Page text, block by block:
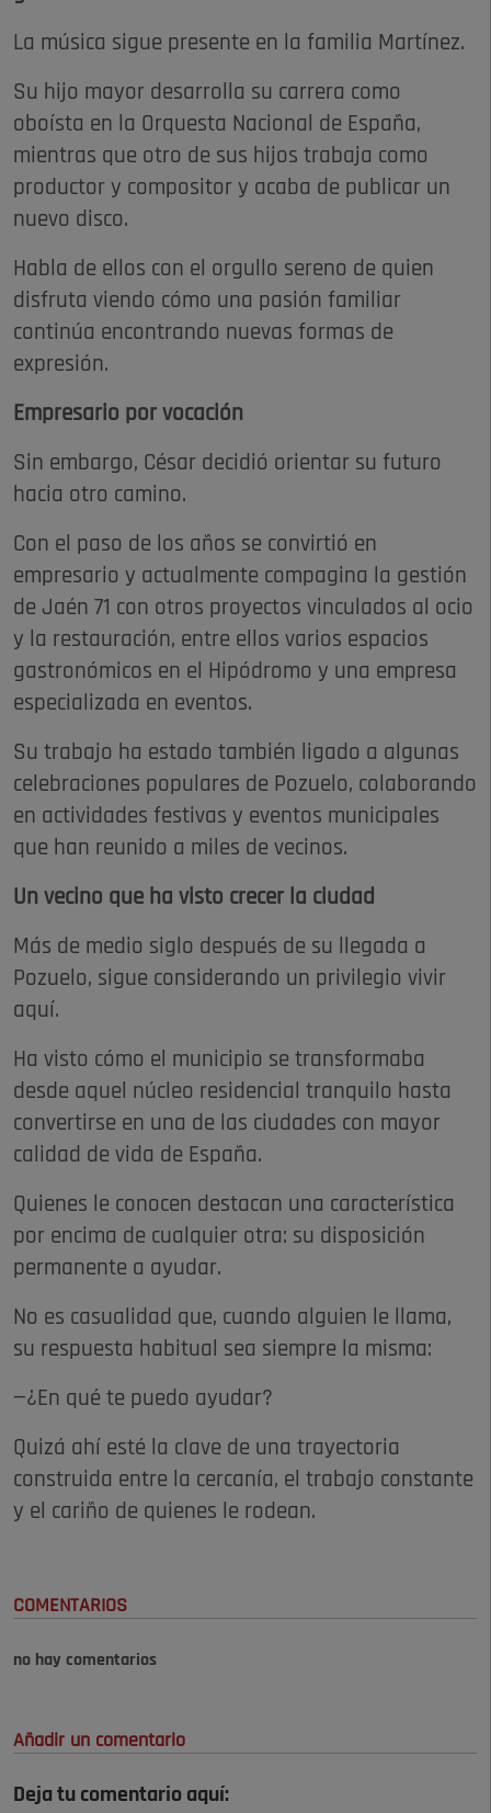
La música sigue presente en la familia Martínez.
Su hijo mayor desarrolla su carrera como
oboísta en la Orquesta Nacional de España,
mientras que otro de sus hijos trabaja como
productor y compositor y acaba de publicar un
nuevo disco.
Habla de ellos con el orgullo sereno de quien
disfruta viendo cómo una pasión familiar
continúa encontrando nuevas formas de
expresión.
Empresario por vocación
Sin embargo, César decidió orientar su futuro
hacia otro camino.
Con el paso de los años se convirtió en
empresario y actualmente compagina la gestión
de Jaén 71 con otros proyectos vinculados al ocio
y la restauración, entre ellos varios espacios
gastronómicos en el Hipódromo y una empresa
especializada en eventos.
Su trabajo ha estado también ligado a algunas
celebraciones populares de Pozuelo, colaborando
en actividades festivas y eventos municipales
que han reunido a miles de vecinos.
Un vecino que ha visto crecer la ciudad
Más de medio siglo después de su llegada a
Pozuelo, sigue considerando un privilegio vivir
aquí.
Ha visto cómo el municipio se transformaba
desde aquel núcleo residencial tranquilo hasta
convertirse en una de las ciudades con mayor
calidad de vida de España.
Quienes le conocen destacan una característica
por encima de cualquier otra: su disposición
permanente a ayudar.
No es casualidad que, cuando alguien le llama,
su respuesta habitual sea siempre la misma:
—¿En qué te puedo ayudar?
Quizá ahí esté la clave de una trayectoria
construida entre la cercanía, el trabajo constante
y el cariño de quienes le rodean.
COMENTARIOS
no hay comentarios
Añadir un comentario
Deja tu comentario aquí: